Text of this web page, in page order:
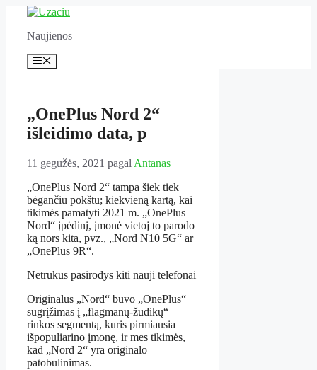
Pereiti
turinioNaujienos
Meniu
„OnePlus Nord 2“
išleidimo data, p
11 gegužės, 2021 pagal Antanas
„OnePlus Nord 2“ tampa šiek tiek
bėgančiu pokštu; kiekvieną kartą, kai
tikimės pamatyti 2021 m. „OnePlus
Nord“ įpėdinį, įmonė vietoj to parodo
ką nors kita, pvz., „Nord N10 5G“ ar
„OnePlus 9R“.
Netrukus pasirodys kiti nauji telefonai
Originalus „Nord“ buvo „OnePlus“
sugrįžimas į „flagmanų-žudikų“
rinkos segmentą, kuris pirmiausia
išpopuliarino įmonę, ir mes tikimės,
kad „Nord 2“ yra originalo
patobulinimas.